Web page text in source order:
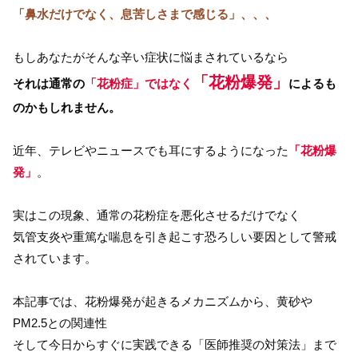
「鼻水だけでなく、息苦しさまで感じる」、、、
もしあなたがそんな辛い症状に悩まされているなら
それは通常の 「花粉症」ではなく 「花粉爆発」
によるも
のかもしれません。
近年、テレビやニュースでも耳にするようになった
「花粉爆
発」 。
実はこの現象、通常の花粉症を悪化させるだけでなく
気管支炎や重篤な喘息を引き起こす恐ろしい要因として警戒
されています。
本記事では、花粉爆発が起きるメカニズムから、黄砂や
PM2.5との関連性
そして今日からすぐに実践できる「医師推奨の対策法」まで